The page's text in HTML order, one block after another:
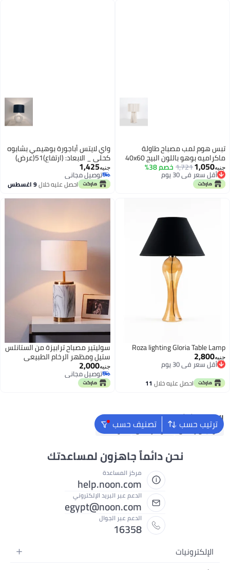
تبس هوم لمب مصباح طاولة
ماكراميه بوهو باللون البيج 40x60
سم
جنيه1,050
1,721خصم 38% أقل سعر في 30 يوم
توصيل مجاني
أقل سعر في 30 يوم
واي لايتس أباجورة بوهيمي بشابوه
كحلى _ الابعاد: (ارتفاع)51(عرض)
(عمق)اللون : كحلى وابيض
جنيه1,425
توصيل مجاني
توصيل مجانياحصل عليه خلال9 اغسطس
Roza lighting Gloria Table Lamp
جنيه2,800
أقل سعر في 30 يوم
توصيل مجاني
أقل سعر في 30 يوم
احصل عليه خلال 11
سوليتير مصباح ترابيزة من الستانلس
ستيل ومظهر الرخام الطبيعي
جنيه2,000
توصيل مجاني
توصيل مجاني
ترتيب حسب تصنيف حسب البحث الشائع
فوانيس رمضان أضواء رمضان أضواء LED
نحن دائماً جاهزون لمساعدتك
مركز المساعدة
help.noon.com
الدعم عبر البريد الإلكتروني
egypt@noon.com
الدعم عبر الجوال
16358
الإلكترونيات